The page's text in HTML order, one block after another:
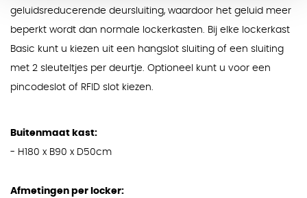
geluidsreducerende deursluiting, waardoor het geluid meer
beperkt wordt dan normale lockerkasten. Bij elke lockerkast
Basic kunt u kiezen uit een hangslot sluiting of een sluiting
met 2 sleuteltjes per deurtje. Optioneel kunt u voor een
pincodeslot of RFID slot kiezen.
Buitenmaat kast:
- H180 x B90 x D50cm
Afmetingen per locker: